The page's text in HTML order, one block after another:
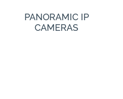
PANORAMIC IP
CAMERAS